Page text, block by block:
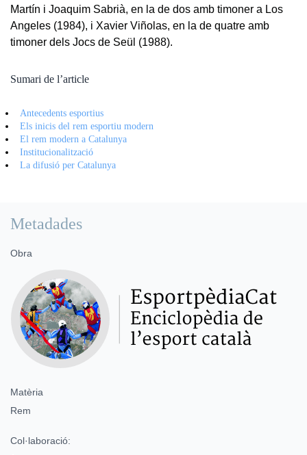
Martín i Joaquim Sabrià, en la de dos amb timoner a Los
Angeles (1984), i Xavier Viñolas, en la de quatre amb
timoner dels Jocs de Seül (1988).
Sumari de l’article
Antecedents esportius
Els inicis del rem esportiu modern
El rem modern a Catalunya
Institucionalització
La difusió per Catalunya
Metadades
Obra
Matèria
Rem
Col·laboració: